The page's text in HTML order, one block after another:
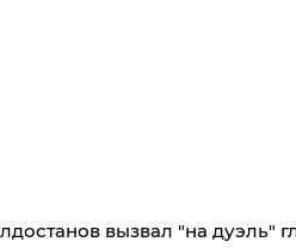
вызвал "на дуэль"